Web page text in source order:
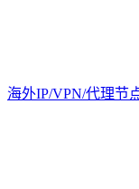
海外IP/VPN/代理节